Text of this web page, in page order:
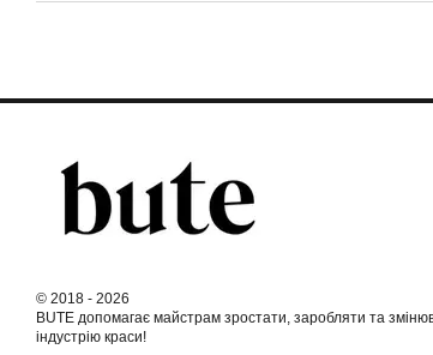
© 2018 - 2026
BUTE допомагає майстрам зростати, заробляти та
індустрію краси!